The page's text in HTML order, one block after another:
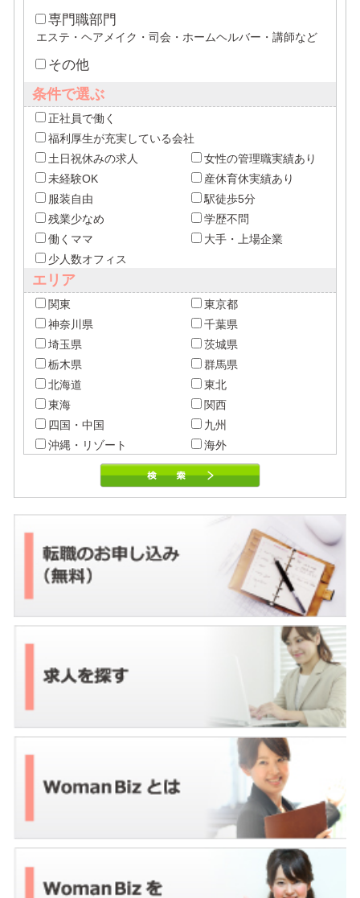
専門職部門
エステ・ヘアメイク・司会・ホームヘルバー・講師など
その他
条件で選ぶ
正社員で働く
福利厚生が充実している会社
土日祝休みの求人
女性の管理職実績あり
未経験OK
産休育休実績あり
服装自由
駅徒歩5分
残業少なめ
学歴不問
働くママ
大手・上場企業
少人数オフィス
エリア
関東
東京都
神奈川県
千葉県
埼玉県
茨城県
栃木県
群馬県
北海道
東北
東海
関西
四国・中国
九州
沖縄・リゾート
海外